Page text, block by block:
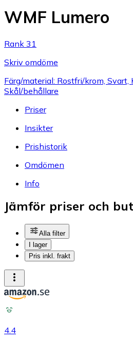
WMF Lumero
Rank 31
Skriv omdöme
Färg/material: Rostfri/krom, Svart,
Skål/behållare
Priser
Insikter
Prishistorik
Omdömen
Info
Jämför priser och
Alla filter
I lager
Pris inkl. frakt
4.4